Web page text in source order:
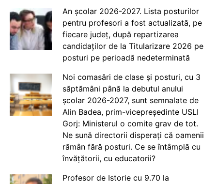
An școlar 2026-2027. Lista posturilor
pentru profesori a fost actualizată, pe
fiecare județ, după repartizarea
candidaților de la Titularizare 2026 pe
posturi pe perioadă nedeterminată
Noi comasări de clase și posturi, cu 3
săptămâni până la debutul anului
școlar 2026-2027, sunt semnalate de
Alin Badea, prim-vicepreședinte USLI
Gorj: Ministerul o comite grav de tot.
Ne sună directorii disperați că oamenii
rămân fără posturi. Ce se întâmplă cu
învățătorii, cu educatorii?
Profesor de Istorie cu 9.70 la